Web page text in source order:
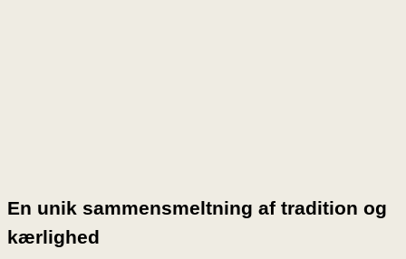
En unik sammensmeltning af tradition og
kærlighed